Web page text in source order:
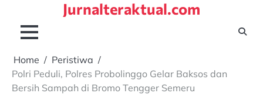
content
Jurnalteraktual.com
Home
Peristiwa
Polri Peduli, Polres Probolinggo Gelar Baksos dan
Bersih Sampah di Bromo Tengger Semeru